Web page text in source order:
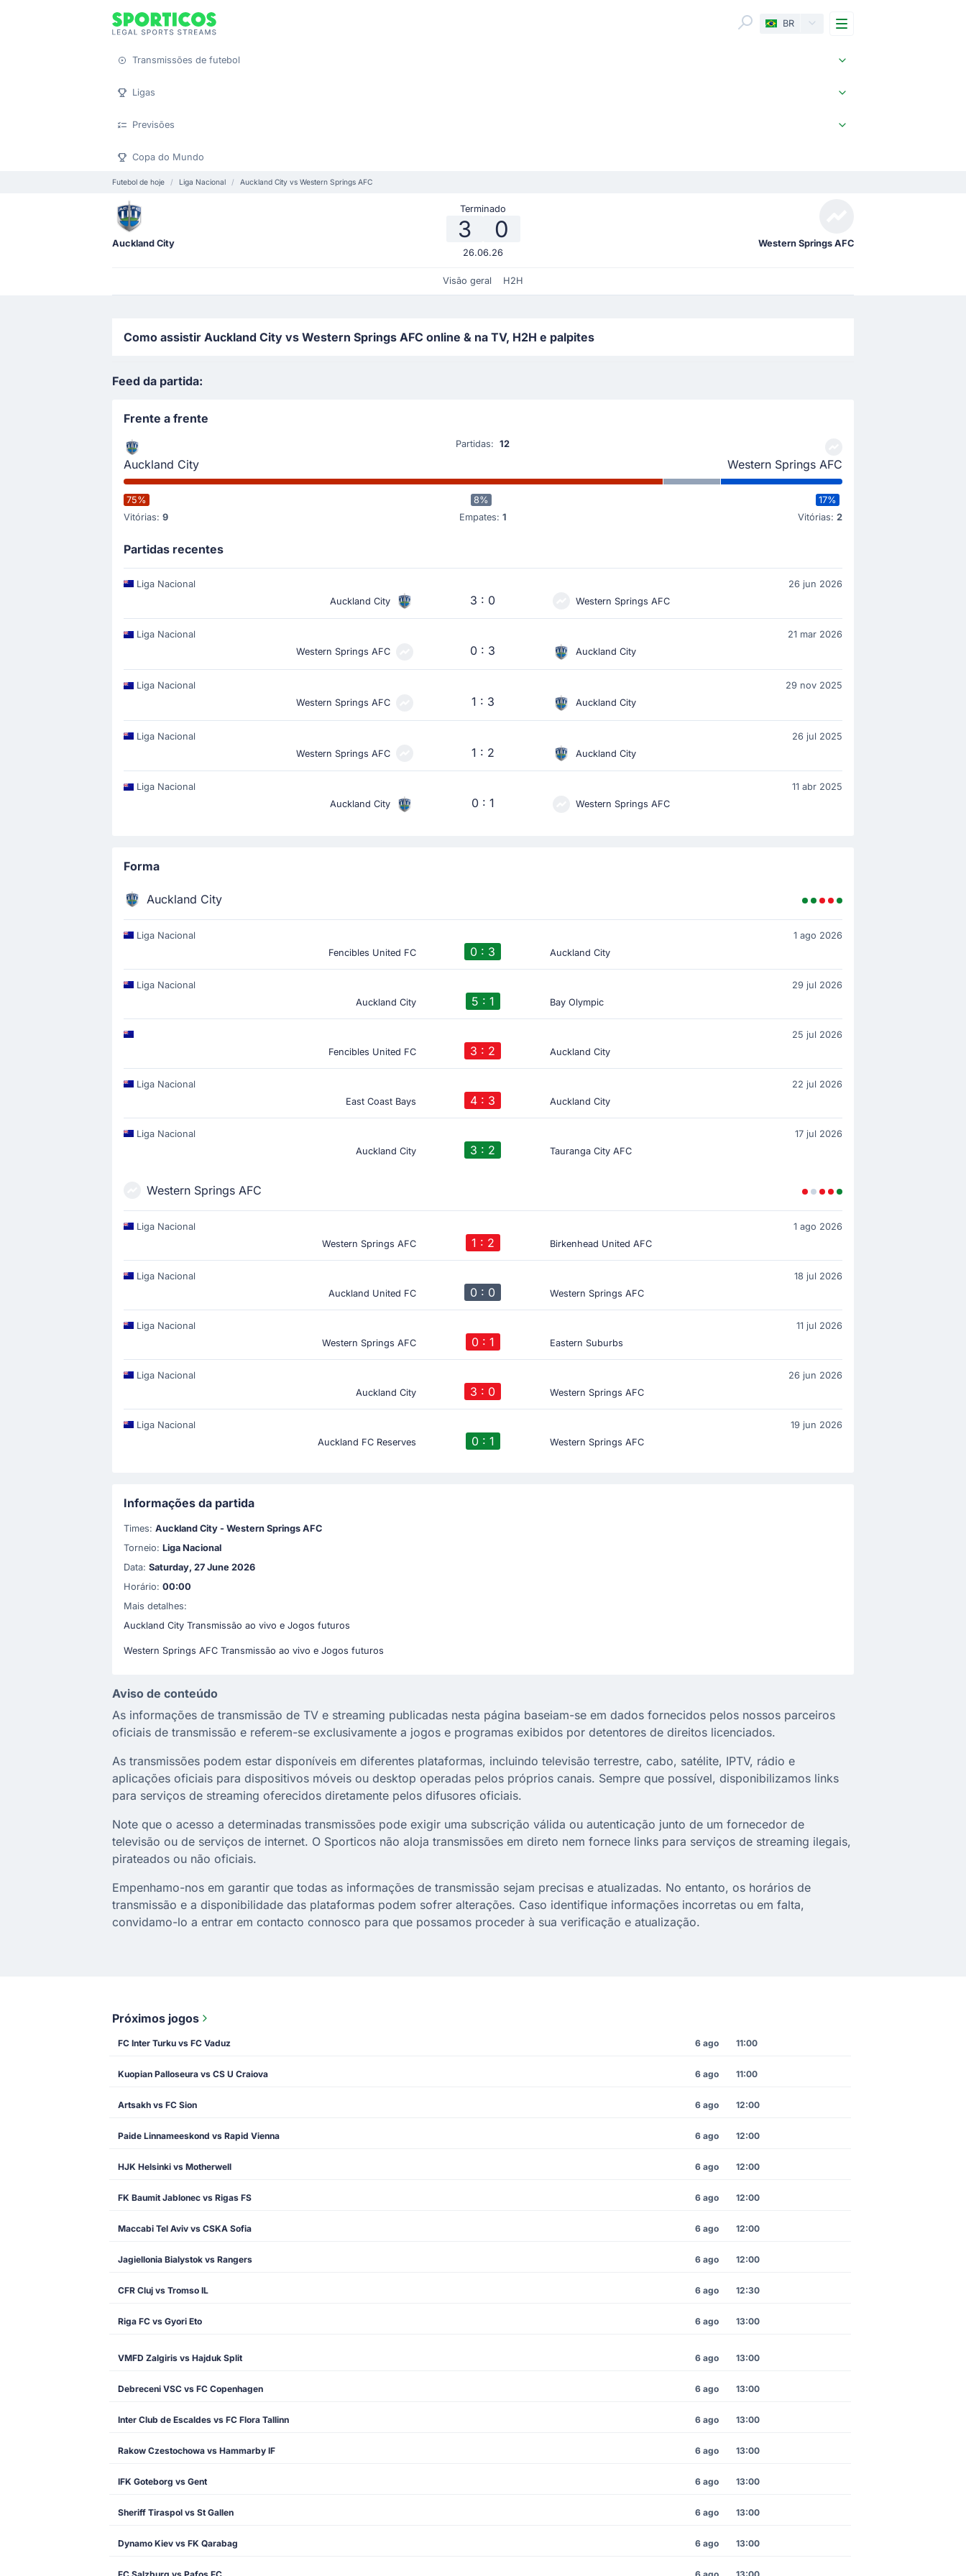
BR Menu
Transmissões de futebol
Ligas
Previsões
Copa do Mundo
Futebol de hoje Liga Nacional Auckland City vs Western Springs AFC
Auckland City
Terminado
3 0
26.06.26
Western Springs AFC
Visão geral H2H
Como assistir Auckland City vs Western Springs AFC online & na TV, H2H e palpites
Feed da partida:
Frente a frente
Auckland City
Partidas:12
Western Springs AFC
75%
Vitórias: 9
8%
Empates: 1
17%
Vitórias: 2
Partidas recentes
Liga Nacional
26 jun 2026
Auckland City
3 : 0 Western Springs AFC
Liga Nacional
21 mar 2026
Western Springs AFC
0 : 3 Auckland City
Liga Nacional
29 nov 2025
Western Springs AFC
1 : 3 Auckland City
Liga Nacional
26 jul 2025
Western Springs AFC
1 : 2 Auckland City
Liga Nacional
11 abr 2025
Auckland City
0 : 1 Western Springs AFC
Forma
Auckland City
Liga Nacional
1 ago 2026
Fencibles United FC
0 : 3 Auckland City
Liga Nacional
29 jul 2026
Auckland City
5 : 1 Bay Olympic
25 jul 2026
Fencibles United FC
3 : 2 Auckland City
Liga Nacional
22 jul 2026
East Coast Bays
4 : 3 Auckland City
Liga Nacional
17 jul 2026
Auckland City
3 : 2 Tauranga City AFC
Western Springs AFC
Liga Nacional
1 ago 2026
Western Springs AFC
1 : 2 Birkenhead United AFC
Liga Nacional
18 jul 2026
Auckland United FC
0 : 0 Western Springs AFC
Liga Nacional
11 jul 2026
Western Springs AFC
0 : 1 Eastern Suburbs
Liga Nacional
26 jun 2026
Auckland City
3 : 0 Western Springs AFC
Liga Nacional
19 jun 2026
Auckland FC Reserves
0 : 1 Western Springs AFC
Informações da partida
Times: Auckland City - Western Springs AFC
Torneio: Liga Nacional
Data: Saturday, 27 June 2026
Horário: 00:00
Mais detalhes:
Auckland City Transmissão ao vivo e Jogos futuros
Western Springs AFC Transmissão ao vivo e Jogos futuros
Aviso de conteúdo
As informações de transmissão de TV e streaming publicadas nesta página baseiam-se em dados fornecidos pelos nossos parceiros
oficiais de transmissão e referem-se exclusivamente a jogos e programas exibidos por detentores de direitos licenciados.
As transmissões podem estar disponíveis em diferentes plataformas, incluindo televisão terrestre, cabo, satélite, IPTV, rádio e
aplicações oficiais para dispositivos móveis ou desktop operadas pelos próprios canais. Sempre que possível, disponibilizamos links
para serviços de streaming oferecidos diretamente pelos difusores oficiais.
Note que o acesso a determinadas transmissões pode exigir uma subscrição válida ou autenticação junto de um fornecedor de
televisão ou de serviços de internet. O Sporticos não aloja transmissões em direto nem fornece links para serviços de streaming ilegais,
pirateados ou não oficiais.
Empenhamo-nos em garantir que todas as informações de transmissão sejam precisas e atualizadas. No entanto, os horários de
transmissão e a disponibilidade das plataformas podem sofrer alterações. Caso identifique informações incorretas ou em falta,
convidamo-lo a entrar em contacto connosco para que possamos proceder à sua verificação e atualização.
Próximos jogos
FC Inter Turku vs FC Vaduz 6 ago 11:00
Kuopian Palloseura vs CS U Craiova 6 ago 11:00
Artsakh vs FC Sion 6 ago 12:00
Paide Linnameeskond vs Rapid Vienna 6 ago 12:00
HJK Helsinki vs Motherwell 6 ago 12:00
FK Baumit Jablonec vs Rigas FS 6 ago 12:00
Maccabi Tel Aviv vs CSKA Sofia 6 ago 12:00
Jagiellonia Bialystok vs Rangers 6 ago 12:00
CFR Cluj vs Tromso IL 6 ago 12:30
Riga FC vs Gyori Eto 6 ago 13:00
VMFD Zalgiris vs Hajduk Split 6 ago 13:00
Debreceni VSC vs FC Copenhagen 6 ago 13:00
Inter Club de Escaldes vs FC Flora Tallinn 6 ago 13:00
Rakow Czestochowa vs Hammarby IF 6 ago 13:00
IFK Goteborg vs Gent 6 ago 13:00
Sheriff Tiraspol vs St Gallen 6 ago 13:00
Dynamo Kiev vs FK Qarabag 6 ago 13:00